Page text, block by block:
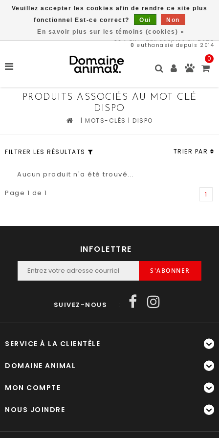
564animaux adoptés en 2026
0 euthanasie depuis 2014
0
PRODUITS ASSOCIÉS AU MOT-CLÉ
DISPO
| MOTS-CLÉS | DISPO
FILTRER LES RÉSULTATS TRIER PAR
Aucun produit n'a été trouvé...
Page 1 de 1
1
INFOLETTRE
S'ABONNER
SUIVEZ-NOUS :
SERVICE À LA CLIENTÈLE
DOMAINE ANIMAL
MON COMPTE
NOUS JOINDRE
Veuillez accepter les cookies afin de rendre ce site plus
fonctionnel Est-ce correct?
Oui
Non
En savoir plus sur les témoins (cookies) »
Livraison gratuite à partir de 89$*